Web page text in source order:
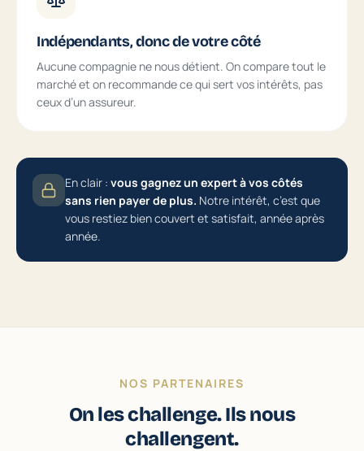
Indépendants, donc de votre côté
Aucune compagnie ne nous détient. On compare tout le
marché et on recommande ce qui sert vos intérêts, pas
ceux d’un assureur.
En clair : vous gagnez un expert à vos côtés
sans rien payer de plus. Notre intérêt, c’est que
vous restiez bien couvert et satisfait, année après
année.
NOS PARTENAIRES
On les challenge. Ils nous
challengent.